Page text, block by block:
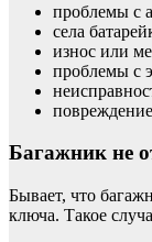
проблемы с
села
износ или
проблемы с
Багажник не
Бывает, что
ключа. Такое